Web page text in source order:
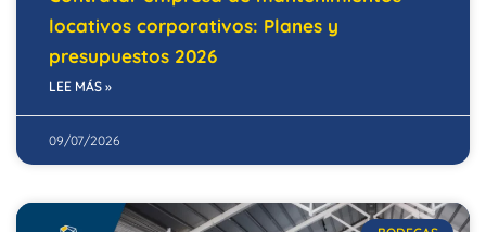
locativos corporativos: Planes y
presupuestos 2026
LEE MÁS »
09/07/2026